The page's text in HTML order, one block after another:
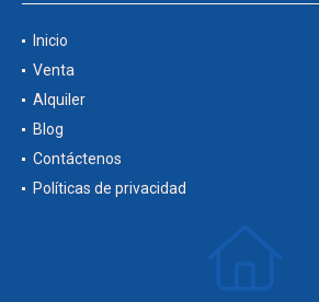
Inicio
Venta
Alquiler
Blog
Contáctenos
Políticas de privacidad